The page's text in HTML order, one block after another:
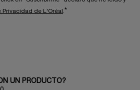
Privacidad de L'Oréal *
UN PRODUCTO?